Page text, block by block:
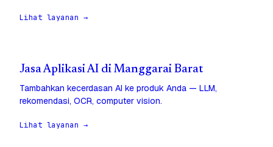
Lihat layanan →
Jasa Aplikasi AI di Manggarai Barat
Tambahkan kecerdasan AI ke produk Anda — LLM,
rekomendasi, OCR, computer vision.
Lihat layanan →